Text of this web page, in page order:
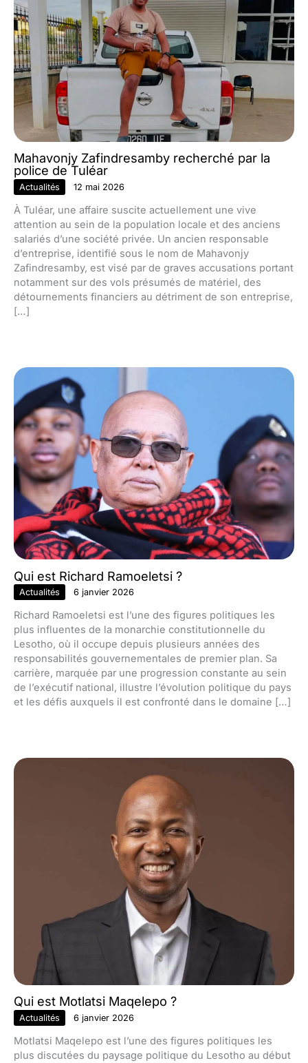
Mahavonjy Zafindresamby recherché par la
police de Tuléar
Actualités 12 mai 2026
À Tuléar, une affaire suscite actuellement une vive
attention au sein de la population locale et des anciens
salariés d’une société privée. Un ancien responsable
d’entreprise, identifié sous le nom de Mahavonjy
Zafindresamby, est visé par de graves accusations portant
notamment sur des vols présumés de matériel, des
détournements financiers au détriment de son entreprise,
[…]
Qui est Richard Ramoeletsi ?
Actualités 6 janvier 2026
Richard Ramoeletsi est l’une des figures politiques les
plus influentes de la monarchie constitutionnelle du
Lesotho, où il occupe depuis plusieurs années des
responsabilités gouvernementales de premier plan. Sa
carrière, marquée par une progression constante au sein
de l’exécutif national, illustre l’évolution politique du pays
et les défis auxquels il est confronté dans le domaine […]
Qui est Motlatsi Maqelepo ?
Actualités 6 janvier 2026
Motlatsi Maqelepo est l’une des figures politiques les
plus discutées du paysage politique du Lesotho au début